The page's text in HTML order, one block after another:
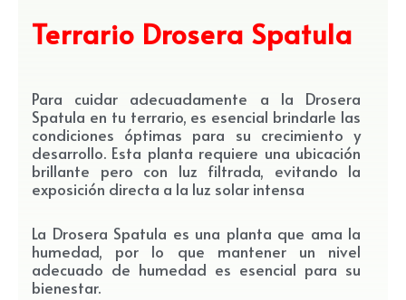
Terrario Drosera Spatula
Para cuidar adecuadamente a la Drosera
Spatula en tu terrario, es esencial brindarle las
condiciones óptimas para su crecimiento y
desarrollo. Esta planta requiere una ubicación
brillante pero con luz filtrada, evitando la
exposición directa a la luz solar intensa
La Drosera Spatula es una planta que ama la
humedad, por lo que mantener un nivel
adecuado de humedad es esencial para su
bienestar.